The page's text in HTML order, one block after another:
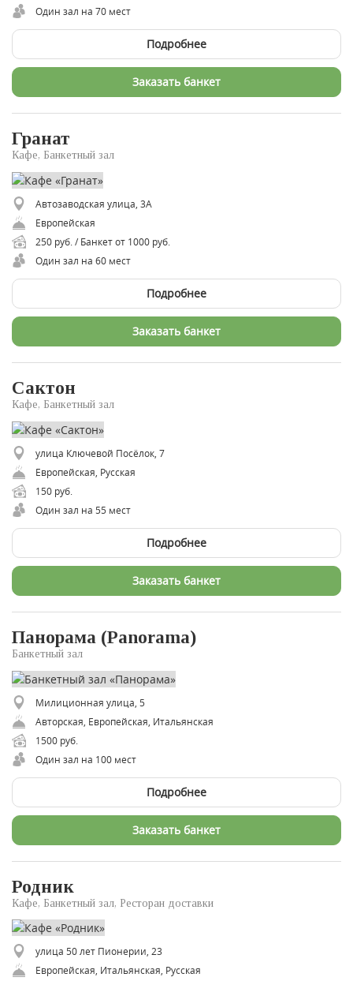
Один зал на 70 мест
Подробнее
Заказать банкет
Гранат
Кафе, Банкетный зал
Автозаводская улица, 3А
Европейская
250 руб. / Банкет от 1000 руб.
Один зал на 60 мест
Подробнее
Заказать банкет
Сактон
Кафе, Банкетный зал
улица Ключевой Посёлок, 7
Европейская, Русская
150 руб.
Один зал на 55 мест
Подробнее
Заказать банкет
Панорама (Panorama)
Банкетный зал
Милиционная улица, 5
Авторская, Европейская, Итальянская
1500 руб.
Один зал на 100 мест
Подробнее
Заказать банкет
Родник
Кафе, Банкетный зал, Ресторан доставки
улица 50 лет Пионерии, 23
Европейская, Итальянская, Русская